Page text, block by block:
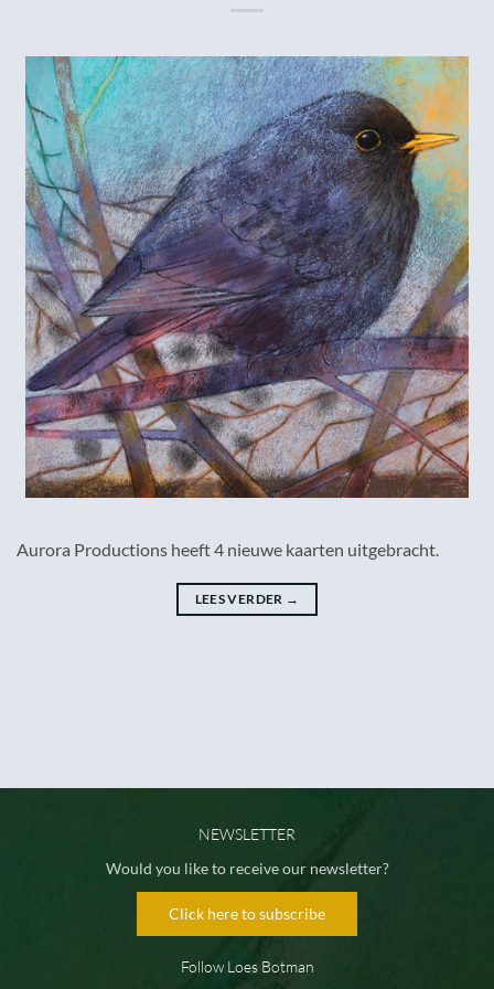
Aurora Productions heeft 4 nieuwe kaarten uitgebracht.
LEES VERDER →
NEWSLETTER
Would you like to receive our newsletter?
Click here to subscribe
Follow Loes Botman